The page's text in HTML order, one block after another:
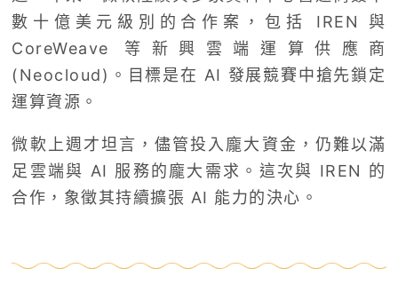
數十億美元級別的合作案，包括 IREN 與
CoreWeave 等新興雲端運算供應商
(Neocloud)。目標是在 AI 發展競賽中搶先鎖定
運算資源。
微軟上週才坦言，儘管投入龐大資金，仍難以滿
足雲端與 AI 服務的龐大需求。這次與 IREN 的
合作，象徵其持續擴張 AI 能力的決心。